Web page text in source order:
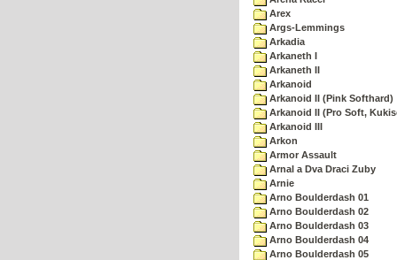
Arex
Args-Lemmings
Arkadia
Arkaneth I
Arkaneth II
Arkanoid
Arkanoid II (Pink Softhard)
Arkanoid II (Pro Soft,
Arkanoid III
Arkon
Armor Assault
Arnal a Dva Draci Zuby
Arnie
Arno Boulderdash 01
Arno Boulderdash 02
Arno Boulderdash 03
Arno Boulderdash 04
Arno Boulderdash 05